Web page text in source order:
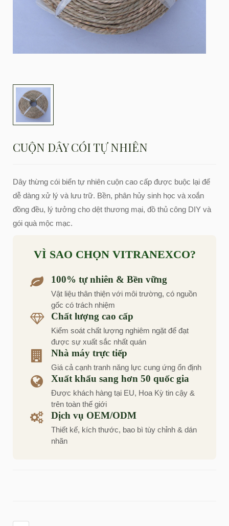
CUỘN DÂY CÓI TỰ NHIÊN
Dây thừng cói biển tự nhiên cuộn cao cấp được buộc lại để
dễ dàng xử lý và lưu trữ. Bền, phân hủy sinh học và xoắn
đồng đều, lý tưởng cho dệt thương mại, đồ thủ công DIY và
gói quà mộc mạc.
VÌ SAO CHỌN VITRANEXCO?
100% tự nhiên & Bền vững
Vật liệu thân thiện với môi trường, có nguồn
gốc có trách nhiệm
Chất lượng cao cấp
Kiểm soát chất lượng nghiêm ngặt để đạt
được sự xuất sắc nhất quán
Nhà máy trực tiếp
Giá cả cạnh tranh năng lực cung ứng ổn định
Xuất khẩu sang hơn 50 quốc gia
Được khách hàng tại EU, Hoa Kỳ tin cậy &
trên toàn thế giới
Dịch vụ OEM/ODM
Thiết kế, kích thước, bao bì tùy chỉnh & dán
nhãn